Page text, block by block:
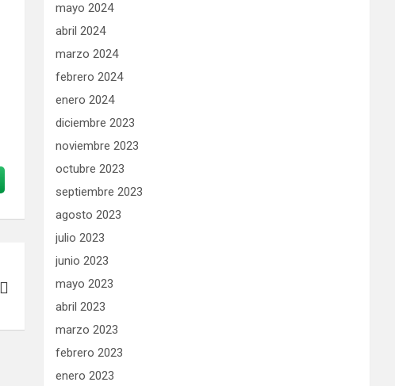
mayo 2024
abril 2024
marzo 2024
febrero 2024
enero 2024
diciembre 2023
noviembre 2023
octubre 2023
septiembre 2023
agosto 2023
julio 2023
junio 2023
mayo 2023
abril 2023
marzo 2023
febrero 2023
enero 2023